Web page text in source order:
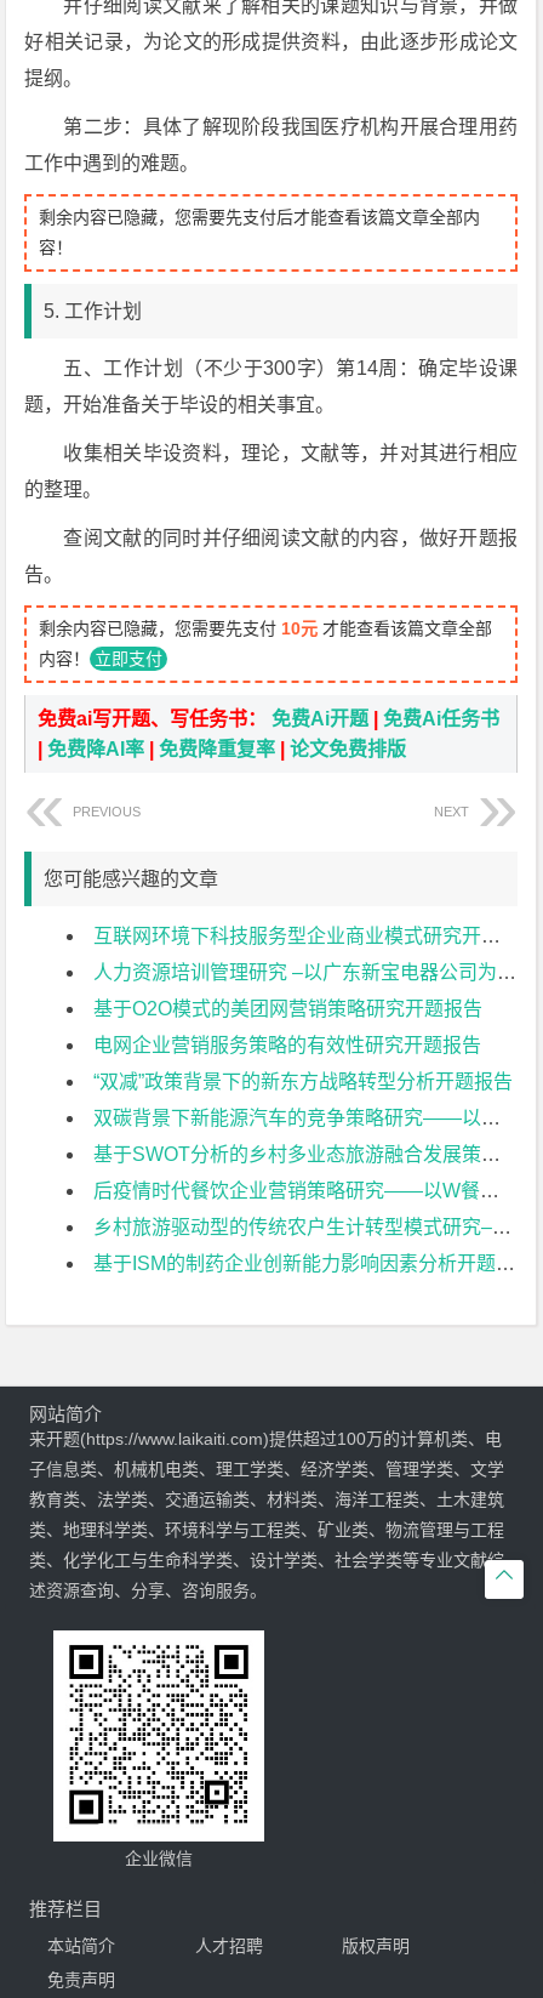
并仔细阅读文献来了解相关的课题知识与背景，并做
好相关记录，为论文的形成提供资料，由此逐步形成论文
提纲。
第二步：具体了解现阶段我国医疗机构开展合理用药
工作中遇到的难题。
剩余内容已隐藏，您需要先支付后才能查看该篇文章全部内
容！
5. 工作计划
五、工作计划（不少于300字）第14周：确定毕设课
题，开始准备关于毕设的相关事宜。
收集相关毕设资料，理论，文献等，并对其进行相应
的整理。
查阅文献的同时并仔细阅读文献的内容，做好开题报
告。
剩余内容已隐藏，您需要先支付 10元 才能查看该篇文章全部
内容！ 立即支付
免费ai写开题、写任务书：免费Ai开题 |免费Ai任务书
|免费降AI率 |免费降重复率 |论文免费排版
PREVIOUS NEXT
您可能感兴趣的文章
互联网环境下科技服务型企业商业模式研究开题报告
人力资源培训管理研究 –以广东新宝电器公司为例开题报告
基于O2O模式的美团网营销策略研究开题报告
电网企业营销服务策略的有效性研究开题报告
“双减”政策背景下的新东方战略转型分析开题报告
双碳背景下新能源汽车的竞争策略研究——以比亚迪为例开题报告
基于SWOT分析的乡村多业态旅游融合发展策略研究——以常州佳农探趣休闲生态园为例开题报告
后疫情时代餐饮企业营销策略研究——以W餐饮企业为例开题报告
乡村旅游驱动型的传统农户生计转型模式研究–以常州黄天荡村大闸蟹养开题报告
基于ISM的制药企业创新能力影响因素分析开题报告

网站简介
来开题(https://www.laikaiti.com)提供超过100万的计算机类、电
子信息类、机械机电类、理工学类、经济学类、管理学类、文学
教育类、法学类、交通运输类、材料类、海洋工程类、土木建筑
类、地理科学类、环境科学与工程类、矿业类、物流管理与工程
类、化学化工与生命科学类、设计学类、社会学类等专业文献综
述资源查询、分享、咨询服务。
企业微信
推荐栏目
本站简介 人才招聘
版权声明
免责声明